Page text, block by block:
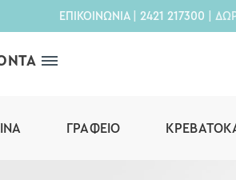
ΕΠΙΚΟΙΝΩΝΙΑ| 2421 217300 |
ΓΡΑΦΕΊΟ